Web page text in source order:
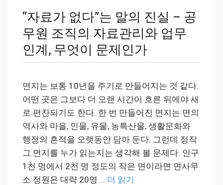
“자료가 없다”는 말의 진실 – 공
무원 조직의 자료관리와 업무
인계, 무엇이 문제인가
면지는 보통 10년을 주기로 만들어지는 것 같다.
어떤 곳은 그보다 더 오랜 시간이 흐른 뒤에야 새
로 편찬되기도 한다. 한 번 만들어진 면지는 면의
역사와 마을, 인물, 유물, 농특산물, 생활문화와
행정의 흔적을 오랫동안 담아 둔다. 그런데 정작
그 면지를 누가 읽는지는 생각해 볼 문제다. 인구
1천 명에서 2천 명 정도의 작은 면이라면 면사무
소 정원은 대략 20명 … 더 읽기